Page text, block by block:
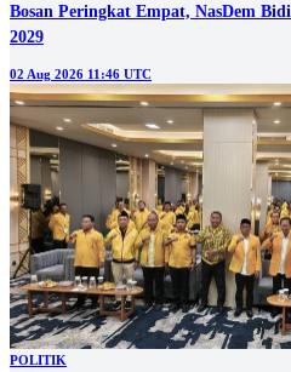
Bosan Peringkat Empat, NasDem
2029
02 Aug 2026 11:46 UTC
POLITIK